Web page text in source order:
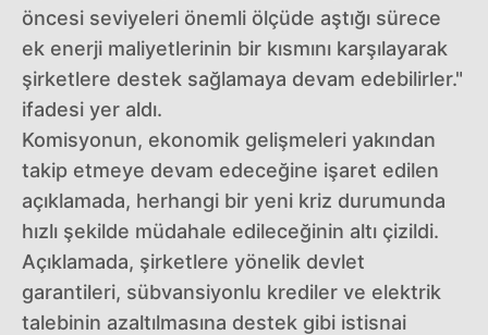
öncesi seviyeleri önemli ölçüde aştığı sürece
ek enerji maliyetlerinin bir kısmını karşılayarak
şirketlere destek sağlamaya devam edebilirler."
ifadesi yer aldı.
Komisyonun, ekonomik gelişmeleri yakından
takip etmeye devam edeceğine işaret edilen
açıklamada, herhangi bir yeni kriz durumunda
hızlı şekilde müdahale edileceğinin altı çizildi.
Açıklamada, şirketlere yönelik devlet
garantileri, sübvansiyonlu krediler ve elektrik
talebinin azaltılmasına destek gibi istisnai